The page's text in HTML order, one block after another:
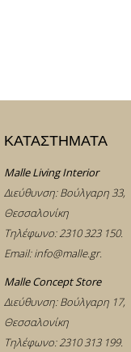
ΚΑΤΑΣΤΗΜΑΤΑ
Malle Living Interior
Διεύθυνση: Βούλγαρη 33,
Θεσσαλονίκη
Τηλέφωνο:2310 323 150.
Email:info@malle.gr.
Malle Concept Store
Διεύθυνση: Βούλγαρη 17,
Θεσσαλονίκη
Τηλέφωνο:2310 313 199.